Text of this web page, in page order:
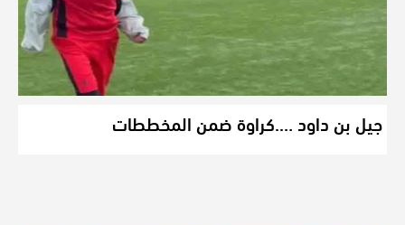
جيل بن داود ….كراوة ضمن المخططات